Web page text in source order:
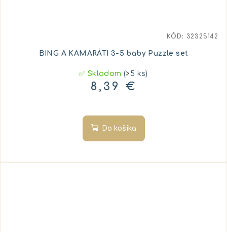
BING A KAMARÁTI 3-5 baby Puzzle set
✅ Skladom(>5 ks)
8,39 €
Do košíka
KÓD: 32325142